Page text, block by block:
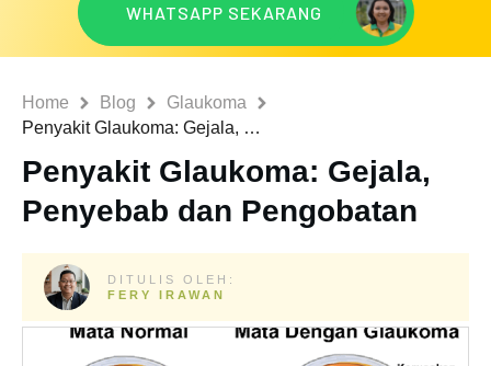
WHATSAPP SEKARANG
Home Blog
Glaukoma
Penyakit Glaukoma: Gejala, Penyebab dan Pengobatan
Penyakit Glaukoma: Gejala,
Penyebab dan Pengobatan
DITULIS OLEH:
FERY IRAWAN